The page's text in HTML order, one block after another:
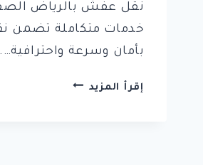
نقل عفش بالرياض
خدمات متكاملة تضمن
بأمان وسرعة واحترافية….
إقرأ المزيد شركة